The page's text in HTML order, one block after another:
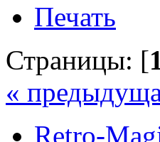
Печать
Страницы: [1
«
Retro-